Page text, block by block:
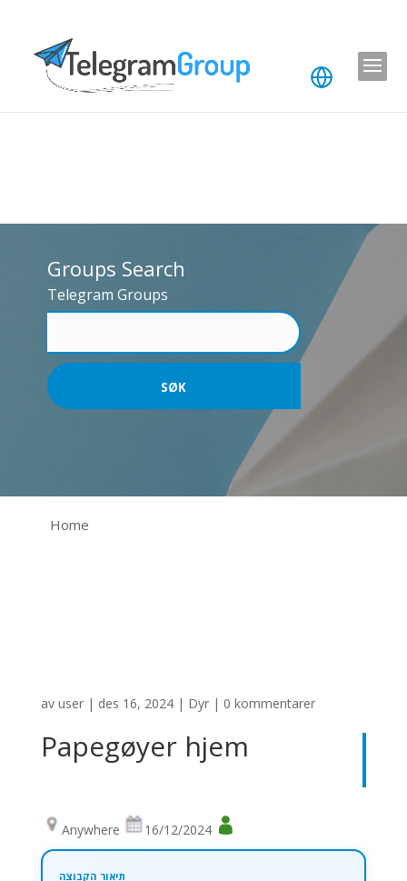
Groups Search
Telegram Groups
Home
av user| des 16, 2024| Dyr| 0 kommentarer
Papegøyer hjem
Anywhere 16/12/2024